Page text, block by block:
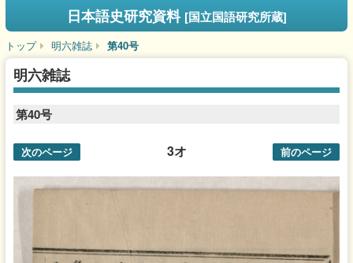
日本語史研究資料 [国立国語研究所蔵]
トップ 明六雑誌 第40号
明六雑誌
第40号
3オ
次のページ 前のページ